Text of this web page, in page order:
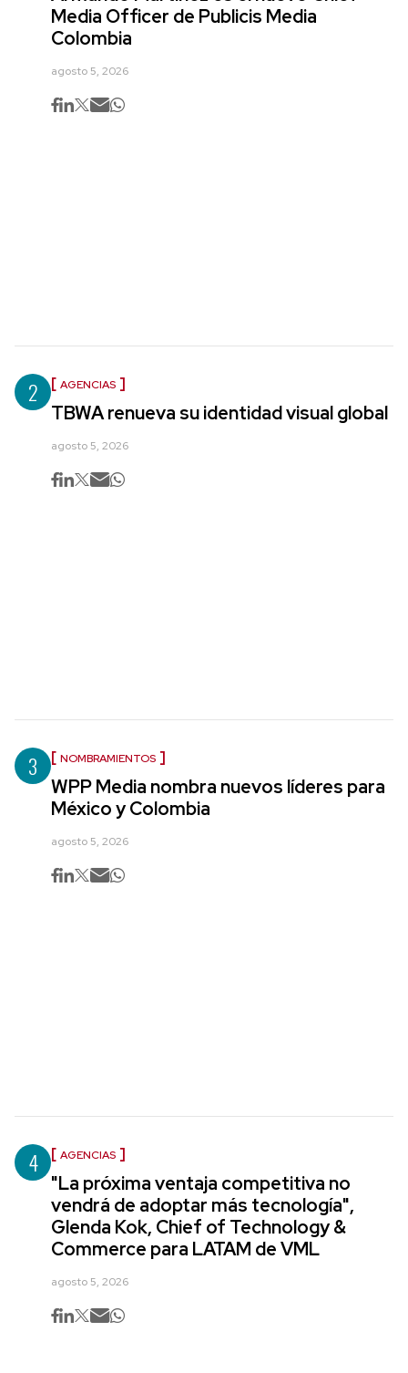
Media Officer de Publicis Media
Colombia
agosto 5, 2026
2 AGENCIAS
TBWA renueva su identidad visual global
agosto 5, 2026
3 NOMBRAMIENTOS
WPP Media nombra nuevos líderes para
México y Colombia
agosto 5, 2026
4 AGENCIAS
"La próxima ventaja competitiva no
vendrá de adoptar más tecnología",
Glenda Kok, Chief of Technology &
Commerce para LATAM de VML
agosto 5, 2026